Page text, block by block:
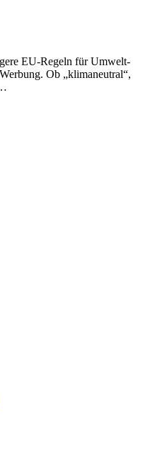
EU-Regeln für Umwelt-
Ob „klimaneutral“,